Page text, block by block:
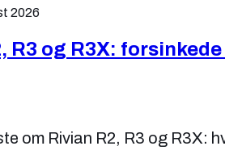
2026
R3 og R3X:
om Rivian R2, R3 og R3X: